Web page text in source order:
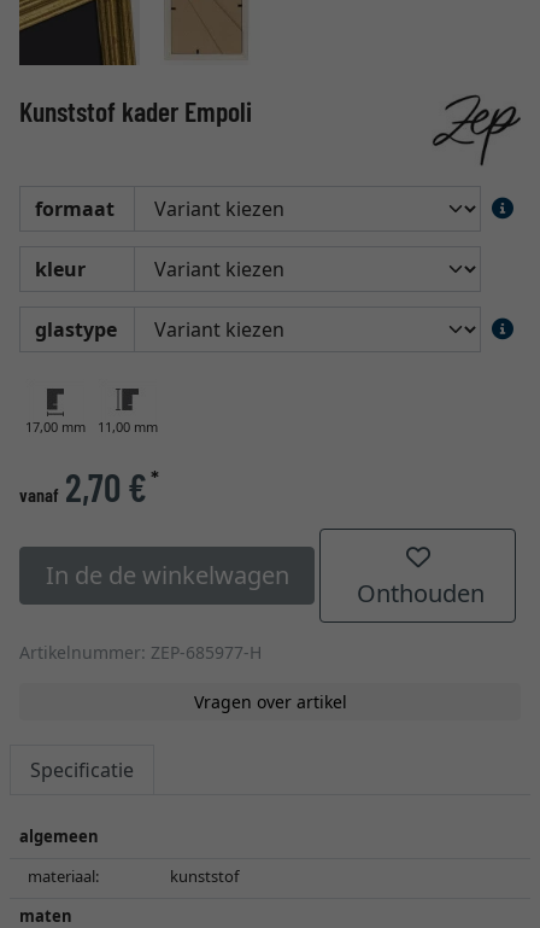
Kunststof kader Empoli
formaat
kleur
glastype
17,00 mm 11,00 mm
vanaf 2,70 €*
In de de winkelwagen
Onthouden
Artikelnummer: ZEP-685977-H
Vragen over artikel
Specificatie
algemeen
materiaal:
kunststof
maten